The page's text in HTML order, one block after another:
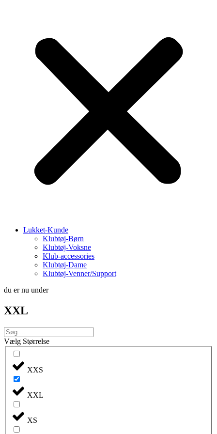
Lukket-Kunde
Klubtøj-Børn
Klubtøj-Voksne
Klub-accessories
Klubtøj-Dame
Klubtøj-Venner/Support
du er nu under
XXL
Vælg Størrelse
XXS
XXL
XS